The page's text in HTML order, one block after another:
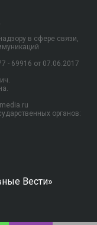
в сфере связи,
- 69916 от 07.06.2017
органов:
Вести»